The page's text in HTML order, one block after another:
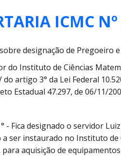
ICMC
designação de Pregoeiro
do Instituto de Ciências
do artigo 3° da Lei Federal
Estadual 47.297, de 06/11/
- Fica designado o servidor
a ser instaurado no Instituto de
para aquisição de